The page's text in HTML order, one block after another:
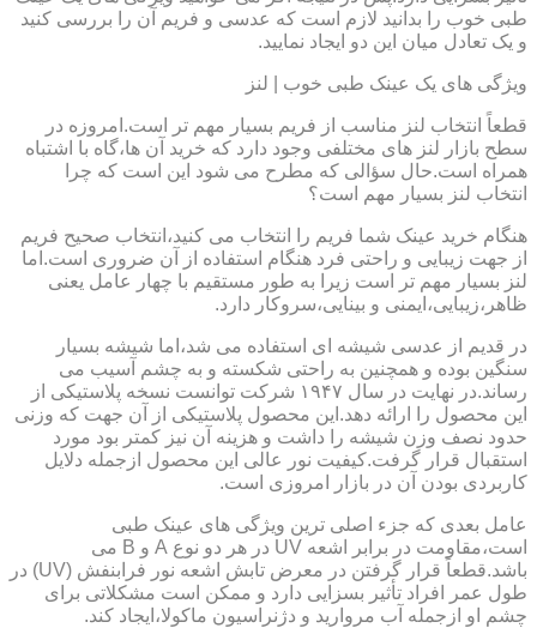
طبی خوب را بدانید لازم است که عدسی و فریم آن را بررسی کنید
و یک تعادل میان این دو ایجاد نمایید.
ویژگی های یک عینک طبی خوب | لنز
قطعاً انتخاب لنز مناسب از فریم بسیار مهم تر است.امروزه در
سطح بازار لنز های مختلفی وجود دارد که خرید آن ها،گاه با اشتباه
همراه است.حال سؤالی که مطرح می شود این است که چرا
انتخاب لنز بسیار مهم است؟
هنگام خرید عینک شما فریم را انتخاب می کنید،انتخاب صحیح فریم
از جهت زیبایی و راحتی فرد هنگام استفاده از آن ضروری است.اما
لنز بسیار مهم تر است زیرا به طور مستقیم با چهار عامل یعنی
ظاهر،زیبایی،ایمنی و بینایی،سروکار دارد.
در قدیم از عدسی شیشه ای استفاده می شد،اما شیشه بسیار
سنگین بوده و همچنین به راحتی شکسته و به چشم آسیب می
رساند.در نهایت در سال ۱۹۴۷ شرکت توانست نسخه پلاستیکی از
این محصول را ارائه دهد.این محصول پلاستیکی از آن جهت که وزنی
حدود نصف وزن شیشه را داشت و هزینه آن نیز کمتر بود مورد
استقبال قرار گرفت.کیفیت نور عالی این محصول ازجمله دلایل
کاربردی بودن آن در بازار امروزی است.
عامل بعدی که جزء اصلی ترین ویژگی های عینک طبی
است،مقاومت در برابر اشعه UV در هر دو نوع A و B می
باشد.قطعاً قرار گرفتن در معرض تابش اشعه نور فرابنفش (UV) در
طول عمر افراد تأثیر بسزایی دارد و ممکن است مشکلاتی برای
چشم او ازجمله آب مروارید و دژنراسیون ماکولا،ایجاد کند.